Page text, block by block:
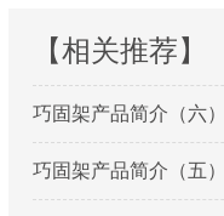
【相关推荐】
巧固架产品简介（六
巧固架产品简介（五